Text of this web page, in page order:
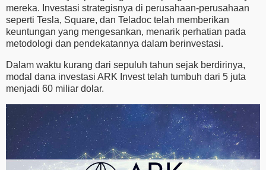
mereka. Investasi strategisnya di perusahaan-perusahaan
seperti Tesla, Square, dan Teladoc telah memberikan
keuntungan yang mengesankan, menarik perhatian pada
metodologi dan pendekatannya dalam berinvestasi.
Dalam waktu kurang dari sepuluh tahun sejak berdirinya,
modal dana investasi ARK Invest telah tumbuh dari 5 juta
menjadi 60 miliar dolar.